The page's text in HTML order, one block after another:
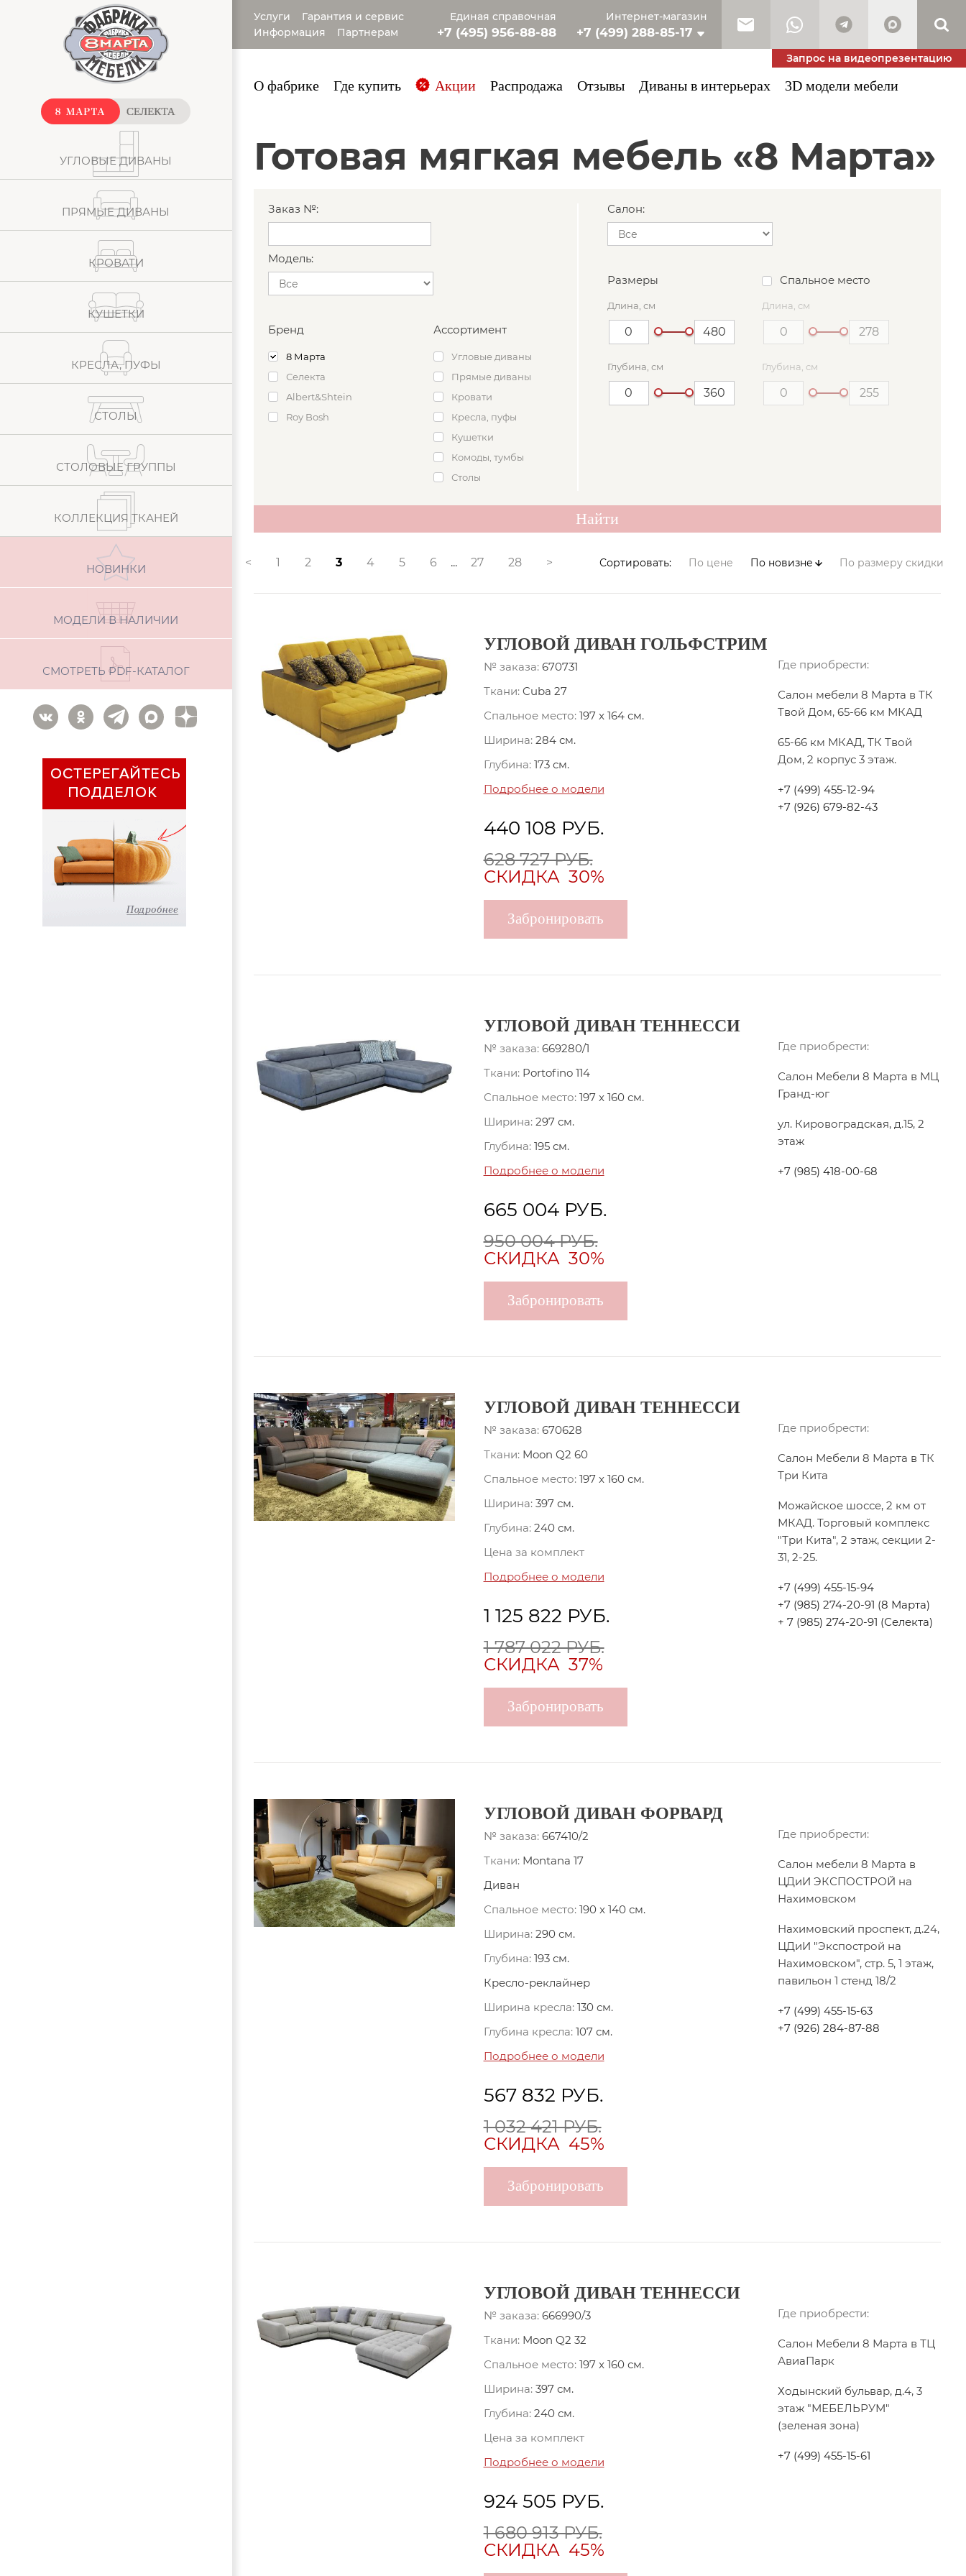
УГЛОВЫЕ ДИВАНЫ
ПРЯМЫЕ ДИВАНЫ
КРОВАТИ
КУШЕТКИ
КРЕСЛА, ПУФЫ
СТОЛЫ
СТОЛОВЫЕ ГРУППЫ
КОЛЛЕКЦИЯ ТКАНЕЙ
НОВИНКИ
МОДЕЛИ В НАЛИЧИИ
СМОТРЕТЬ PDF-КАТАЛОГ
Услуги
Гарантия и сервис
Информация
Партнерам
Единая справочная
+7 (495) 956-88-88
Интернет-магазин
+7 (499) 288-85-17
+7 (985) 410-53-34
Запрос на видеопрезентацию
О фабрике Где купить Акции Распродажа Отзывы Диваны в интерьерах 3D модели мебели
Готовая мягкая мебель «8 Марта»
Заказ №:
Модель:
Бренд
8 Марта
Селекта
Albert&Shtein
Roy Bosh
Ассортимент
Угловые диваны
Прямые диваны
Кровати
Кресла, пуфы
Кушетки
Комоды, тумбы
Столы
Салон:
Размеры
Длина, см
Глубина, см
Спальное место
Длина, см
Глубина, см
< 1 2 3 4 5 6 ... 27 28 > Сортировать: По цене По новизне По размеру скидки
УГЛОВОЙ ДИВАН ГОЛЬФСТРИМ
№ заказа:670731
Ткани:Cuba 27
Спальное место:197 x 164 см.
Ширина:284 см.
Глубина:173 см.
Подробнее о модели
440 108 РУБ.
628 727 РУБ.
СКИДКА 30%
Забронировать
Где приобрести:
Салон мебели 8 Марта в ТК
Твой Дом, 65-66 км МКАД
65-66 км МКАД, ТК Твой
Дом, 2 корпус 3 этаж.
+7 (499) 455-12-94
+7 (926) 679-82-43
УГЛОВОЙ ДИВАН ТЕННЕССИ
№ заказа:669280/1
Ткани:Portofino 114
Спальное место:197 x 160 см.
Ширина:297 см.
Глубина:195 см.
Подробнее о модели
665 004 РУБ.
950 004 РУБ.
СКИДКА 30%
Забронировать
Где приобрести:
Салон Мебели 8 Марта в МЦ
Гранд-юг
ул. Кировоградская, д.15, 2
этаж
+7 (985) 418-00-68
УГЛОВОЙ ДИВАН ТЕННЕССИ
№ заказа:670628
Ткани:Moon Q2 60
Спальное место:197 x 160 см.
Ширина:397 см.
Глубина:240 см.
Цена за комплект
Подробнее о модели
1 125 822 РУБ.
1 787 022 РУБ.
СКИДКА 37%
Забронировать
Где приобрести:
Салон Мебели 8 Марта в ТК
Три Кита
Можайское шоссе, 2 км от
МКАД. Торговый комплекс
"Три Кита", 2 этаж, секции 2-
31, 2-25.
+7 (499) 455-15-94
+7 (985) 274-20-91 (8 Марта)
+ 7 (985) 274-20-91 (Селекта)
УГЛОВОЙ ДИВАН ФОРВАРД
№ заказа:667410/2
Ткани:Montana 17
Диван
Спальное место:190 x 140 см.
Ширина:290 см.
Глубина:193 см.
Кресло-реклайнер
Ширина кресла:130 см.
Глубина кресла:107 см.
Подробнее о модели
567 832 РУБ.
1 032 421 РУБ.
СКИДКА 45%
Забронировать
Где приобрести:
Салон мебели 8 Марта в
ЦДиИ ЭКСПОСТРОЙ на
Нахимовском
Нахимовский проспект, д.24,
ЦДиИ "Экспострой на
Нахимовском", стр. 5, 1 этаж,
павильон 1 стенд 18/2
+7 (499) 455-15-63
+7 (926) 284-87-88
УГЛОВОЙ ДИВАН ТЕННЕССИ
№ заказа:666990/3
Ткани:Moon Q2 32
Спальное место:197 x 160 см.
Ширина:397 см.
Глубина:240 см.
Цена за комплект
Подробнее о модели
924 505 РУБ.
1 680 913 РУБ.
СКИДКА 45%
Где приобрести:
Салон Мебели 8 Марта в ТЦ
АвиаПарк
Ходынский бульвар, д.4, 3
этаж "МЕБЕЛЬРУМ"
(зеленая зона)
+7 (499) 455-15-61